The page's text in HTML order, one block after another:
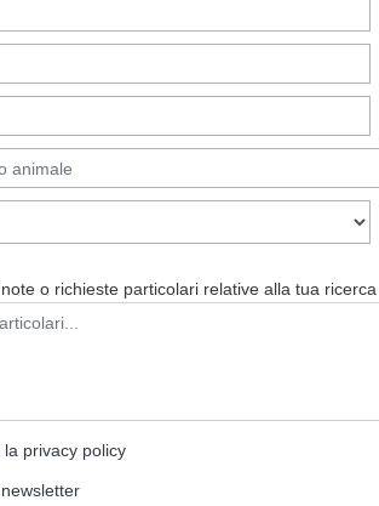
o richieste particolari relative alla tua
la privacy policy